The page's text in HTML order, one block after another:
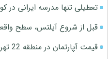
تعطیلی تنها مدرسه ایرانی در
قبل از شروع آیلتس، سطح
قیمت آپارتمان در منطقه 22 تهران چقدر است؟